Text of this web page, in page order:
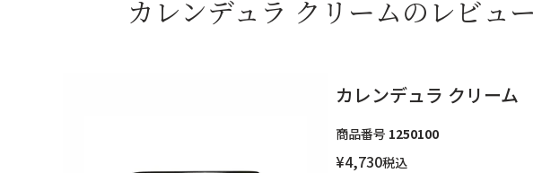
カレンデュラ クリームのレビュー
カレンデュラ クリーム
商品番号 1250100
¥4,730税込